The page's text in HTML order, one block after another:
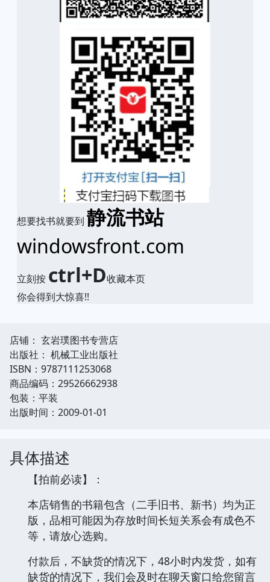
想要找书就要到 静流书站
windowsfront.com
立刻按 ctrl+D收藏本页
你会得到大惊喜!!
店铺： 玄岩璞图书专营店
出版社： 机械工业出版社
ISBN：9787111253068
商品编码：29526662938
包装：平装
出版时间：2009-01-01
具体描述
【拍前必读】：
本店销售的书籍包含（二手旧书、新书）均为正
版，品相可能因为存放时间长短关系会有成色不
等，请放心选购。
付款后，不缺货的情况下，48小时内发货，如有
缺货的情况下，我们会及时在聊天窗口给您留言